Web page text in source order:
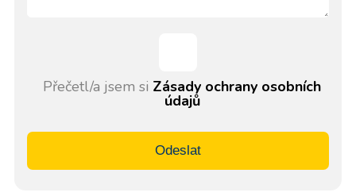
Přečetl/a jsem si Zásady ochrany osobních
údajů
Odeslat